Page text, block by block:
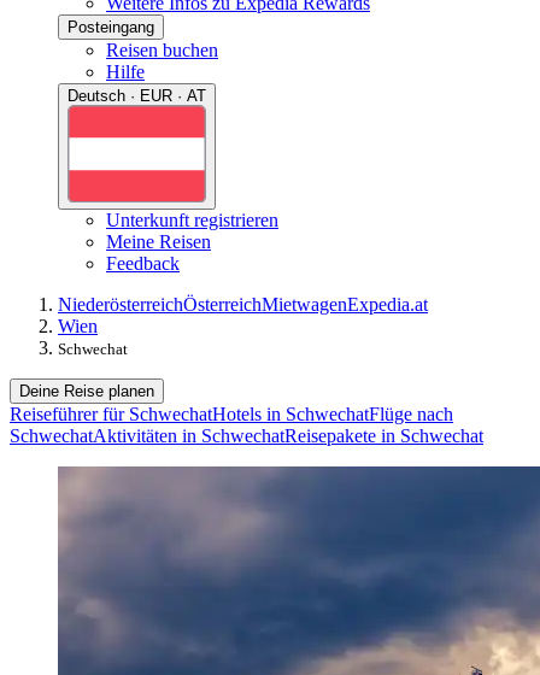
Posteingang
Reisen buchen
Hilfe
Deutsch · EUR · AT
Unterkunft registrieren
Meine Reisen
Feedback
NiederösterreichÖsterreichMietwagenExpedia.at
Wien
Schwechat
Deine Reise planen
Reiseführer für SchwechatHotels in SchwechatFlüge nach
SchwechatAktivitäten in SchwechatReisepakete in Schwechat